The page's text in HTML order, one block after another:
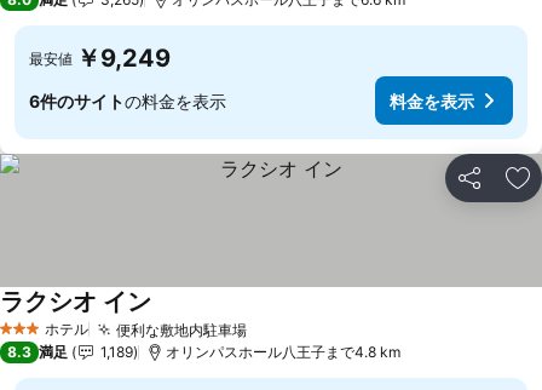
最安値 ￥9,249
6件のサイトの料金を表示 料金を表示
シェア お
3 ホテルのランク
ホテル 便利な敷地内駐車場
ラクシオ イン
8.3 満足 1,189 オリンパスホール八王子まで4.8 km